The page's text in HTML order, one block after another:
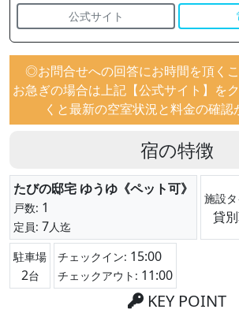
公式サイト
◎お問合せへの回答にお時間を頂くこ
お急ぎの場合は上記【公式サイト】を
くと最新の空室状況と料金の確認
宿の特徴
たびの邸宅 ゆうゆ《ペット可》
戸数: 1
定員: 7人迄
施設
貸
駐車場
2台
チェックイン: 15:00
チェックアウト: 11:00
KEY POINT